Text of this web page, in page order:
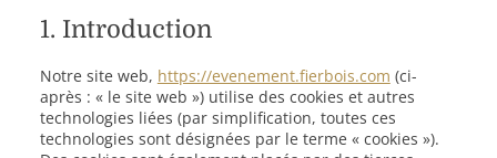
1. Introduction
Notre site web, https://evenement.fierbois.com (ci-
après : « le site web ») utilise des cookies et autres
technologies liées (par simplification, toutes ces
technologies sont désignées par le terme « cookies »).